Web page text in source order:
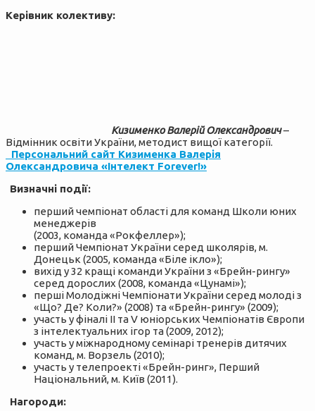
Керівник колективу:
Кизименко Валерій Олександрович–
Відмінник освіти України, методист вищої категорії.
Персональний сайт Кизименка Валерія
Олександровича «Інтелект Forever!»
Визначні події:
перший чемпіонат області для команд Школи юних
менеджерів
(2003, команда «Рокфеллер»);
перший Чемпіонат України серед школярів, м.
Донецьк (2005, команда «Біле ікло»);
вихід у 32 кращі команди України з «Брейн-рингу»
серед дорослих (2008, команда «Цунамі»);
перші Молодіжні Чемпіонати України серед молоді з
«Що? Де? Коли?» (2008) та «Брейн-рингу» (2009);
участь у фіналі ІІ та V юніорських Чемпіонатів Європи
з інтелектуальних ігор та (2009, 2012);
участь у міжнародному семінарі тренерів дитячих
команд, м. Ворзель (2010);
участь у телепроекті «Брейн-ринг», Перший
Національний, м. Київ (2011).
Нагороди: